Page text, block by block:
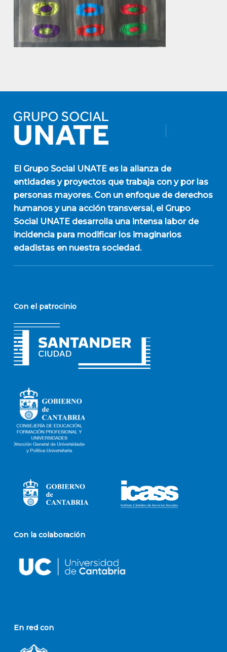
El Grupo Social UNATEes la alianza de
entidades y proyectos que trabaja con y por las
personas mayores. Con un enfoque de derechos
humanos y una acción transversal, el Grupo
Social UNATE desarrolla una intensa labor de
incidencia para modificar los imaginarios
edadistas en nuestra sociedad.
Con el patrocinio
Con la colaboración
En red con